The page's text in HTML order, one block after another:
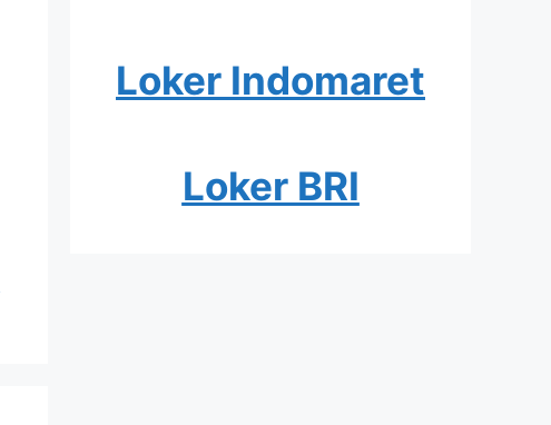
Loker Indomaret
Loker BRI